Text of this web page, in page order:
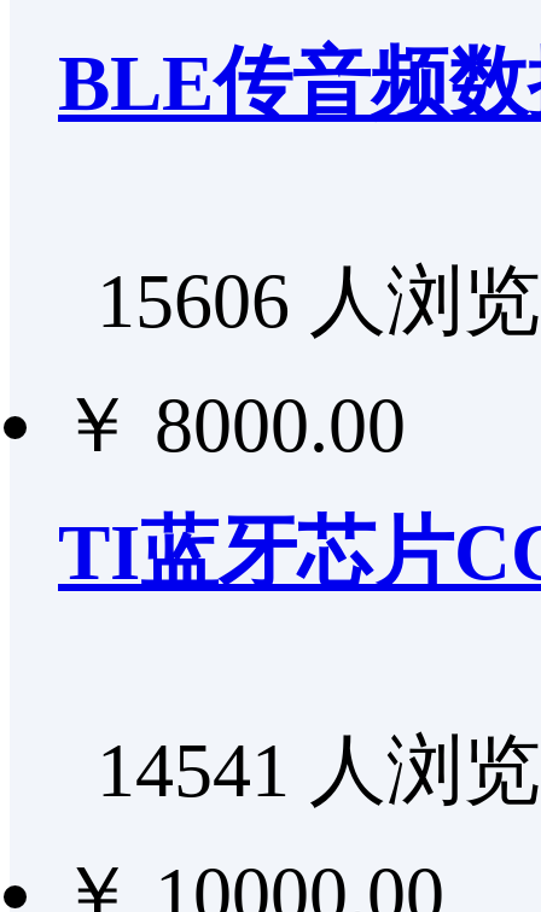
BLE传音频
15606 人浏
￥ 8000.00
TI蓝牙芯片
14541 人浏
￥ 10000.00